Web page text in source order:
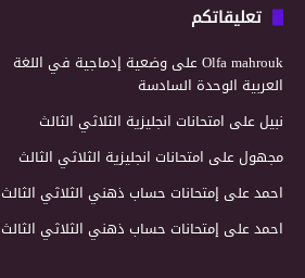
تعليقاتكم
Olfa mahroukعلىوضعية إدماجية في اللغة
العربية الوحدة السادسة
نبيلعلى امتحانات انجليزية الثلاثي الثالث
مجهولعلى امتحانات انجليزية الثلاثي الثالث
احمدعلى إمتحانات حساب ذهني الثلاثي الثالث
احمدعلى إمتحانات حساب ذهني الثلاثي الثالث